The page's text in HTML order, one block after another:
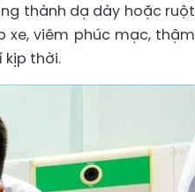
thành dạ dày hoặc ruột
xe, viêm phúc mạc, thậm
kịp thời.